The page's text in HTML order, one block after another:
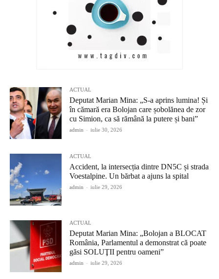
ACTUAL
Deputat Marian Mina: „S-a aprins lumina! Și
în cămară era Bolojan care șobolănea de zor
cu Simion, ca să rămână la putere și bani”
admin - iulie 30, 2026
ACTUAL
Accident, la intersecția dintre DN5C și strada
Voestalpine. Un bărbat a ajuns la spital
admin - iulie 29, 2026
ACTUAL
Deputat Marian Mina: „Bolojan a BLOCAT
România, Parlamentul a demonstrat că poate
găsi SOLUŢII pentru oameni”
admin - iulie 29, 2026